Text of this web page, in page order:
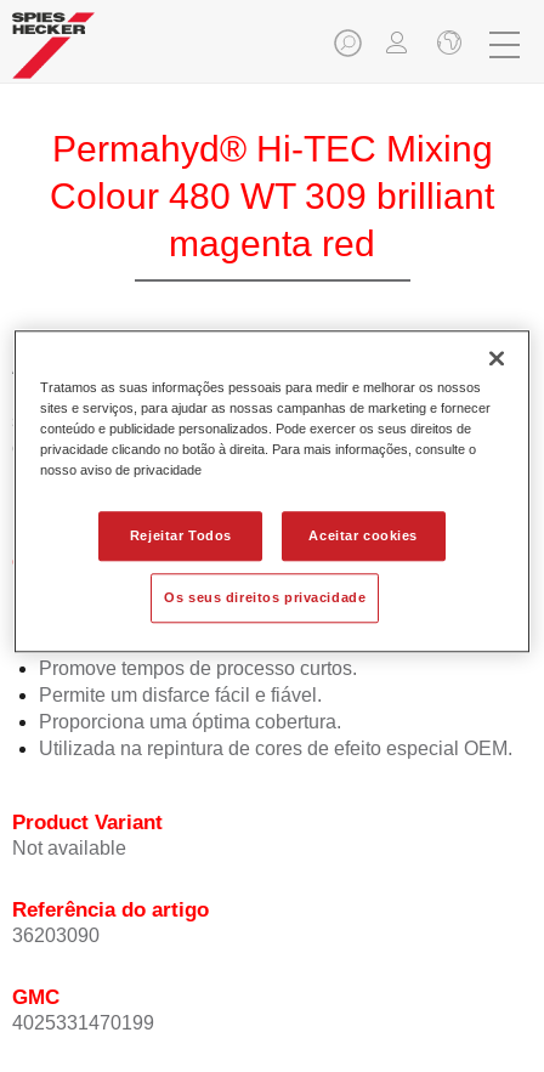
Permahyd® Hi-TEC Mixing
Colour 480 WT 309 brilliant
magenta red
A Base Permahyd Hi-TEC é adequada para utilização com
Permahyd Base Bicamada Hi-TEC 480, um inovador
sistema de base bicamada aquosa. Este sistema de mistura
contém todas as cores lisas e de efeito necessárias para a
repintura de alta qualidade de veículos automóveis de
Características do produto
Simples e rápido de aplicar.
Promove tempos de processo curtos.
Permite um disfarce fácil e fiável.
Proporciona uma óptima cobertura.
Utilizada na repintura de cores de efeito especial OEM.
Product Variant
Not available
Referência do artigo
36203090
GMC
4025331470199
Tratamos as suas informações pessoais para medir e melhorar os nossos
sites e serviços, para ajudar as nossas campanhas de marketing e fornecer
conteúdo e publicidade personalizados. Pode exercer os seus direitos de
privacidade clicando no botão à direita. Para mais informações, consulte o
nosso aviso de privacidade
Rejeitar Todos Aceitar cookies
Os seus direitos privacidade